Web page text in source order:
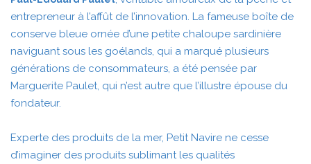
entrepreneur à l’affût de l’innovation. La fameuse boîte de
conserve bleue ornée d’une petite chaloupe sardinière
naviguant sous les goélands, qui a marqué plusieurs
générations de consommateurs, a été pensée par
Marguerite Paulet, qui n’est autre que l’illustre épouse du
fondateur.
Experte des produits de la mer, Petit Navire ne cesse
d’imaginer des produits sublimant les qualités